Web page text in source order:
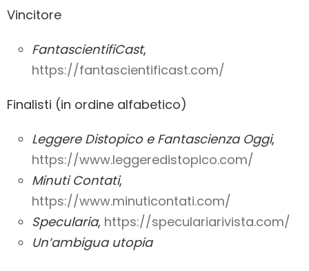
Vincitore
FantascientifiCast,
https://fantascientificast.com/
Finalisti (in ordine alfabetico)
Leggere Distopico e Fantascienza Oggi,
https://www.leggeredistopico.com/
Minuti Contati,
https://www.minuticontati.com/
Specularia, https://speculariarivista.com/
Un’ambigua utopia